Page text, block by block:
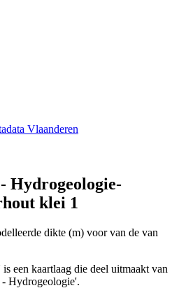
Vlaanderen
Hydrogeologie-
klei 1
dikte (m) voor van de van
een kaartlaag die deel uitmaakt van
Hydrogeologie'.